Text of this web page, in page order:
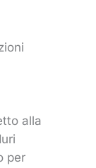
alla
per